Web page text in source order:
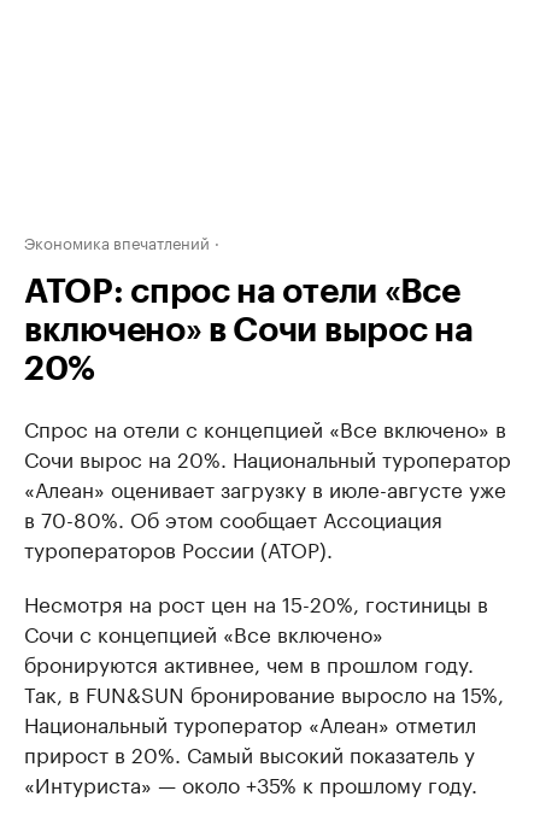
Экономика впечатлений
АТОР: спрос на отели «Все
включено» в Сочи вырос на
20%
Спрос на отели с концепцией «Все включено» в
Сочи вырос на 20%. Национальный туроператор
«Алеан» оценивает загрузку в июле-августе уже
в 70-80%. Об этом сообщает Ассоциация
туроператоров России (АТОР).
Несмотря на рост цен на 15-20%, гостиницы в
Сочи с концепцией «Все включено»
бронируются активнее, чем в прошлом году.
Так, в FUN&SUN бронирование выросло на 15%,
Национальный туроператор «Алеан» отметил
прирост в 20%. Самый высокий показатель у
«Интуриста» — около +35% к прошлому году.